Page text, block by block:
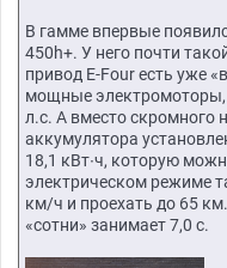
В гамме впервые
450h+. У него почти
привод E-Four есть уже
мощные
л.с. А вместо скромного
аккумулятора
18,1 кВт∙ч, которую
электрическом режиме
км/ч и проехать до 65
«сотни» занимает 7,0 с.